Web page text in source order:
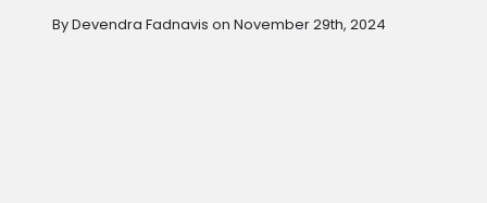
By Devendra Fadnavis on November 29th, 2024